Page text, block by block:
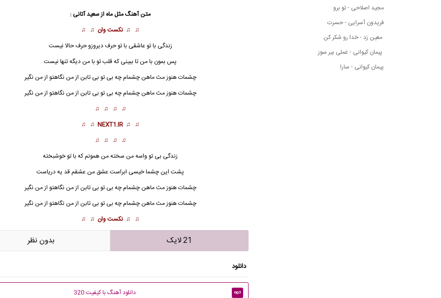
مجید اصلاحی - تو برو
فریدون آسرایی - حسرت
معین زد - خدا رو شکر کن
پیمان کیوانی - غملی بیر سوز
پیمان کیوانی - سارا
متن آهنگمثل ماه ازسعید آتانی :
♫ ♫ نکست وان ♫ ♫
زندگی با تو عاشقی با تو حرف دیروزو حرف حالا نیست
پس بمون با من تا ببینی که قلب تو با من دیگه تنها نیست
چشمات هنوز مث ماهن چشمام چه بی تو بی تابن از من نگاهتو از من نگیر
چشمات هنوز مث ماهن چشمام چه بی تو بی تابن از من نگاهتو از من نگیر
♫ ♫ ♫ ♫
♫ ♫
NEXT1.IR
♫ ♫
♫ ♫ ♫ ♫
زندگی بی تو واسه من سخته من همونم که با تو خوشبخته
پشت این چشما خیسی ابراست عشق من عشقم قد یه دریاست
چشمات هنوز مثماهن چشمام چه بی تو بی تابن از من نگاهتو از من نگیر
چشمات هنوز مث ماهن چشمام چه بی تو بی تابن از من نگاهتو از من نگیر
♫ ♫ نکست وان ♫ ♫
21 لایک بدون نظر
دانلود
mp3 دانلود آهنگ با کیفیت 320